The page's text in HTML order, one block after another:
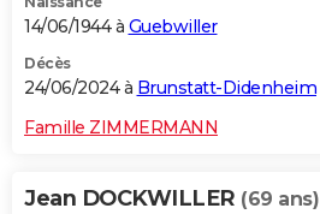
14/06/1944 à Guebwiller
Décès
24/06/2024 à Brunstatt-Didenheim
Famille ZIMMERMANN
Jean DOCKWILLER (69 ans)